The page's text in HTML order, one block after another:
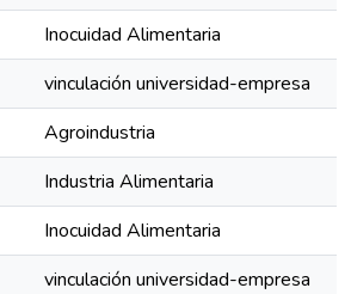
Inocuidad Alimentaria
vinculación universidad-empresa
Agroindustria
Industria Alimentaria
Inocuidad Alimentaria
vinculación universidad-empresa